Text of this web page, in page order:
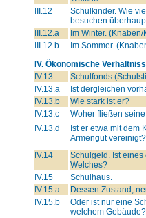
III.12
Schulkinder. Wie
besuchen
III.12.a
Im Winter.
III.12.b
Im Sommer.
IV. Ökonomische
IV.13
Schulfonds
IV.13.a
Ist dergleichen
IV.13.b
Wie stark ist er?
IV.13.c
Woher fließen
IV.13.d
Ist er etwa mit dem
Armengut vereinigt?
IV.14
Schulgeld. Ist eines
Welches?
IV.15
Schulhaus.
IV.15.a
Dessen Zustand,
IV.15.b
Oder ist nur eine
welchem Gebäude?